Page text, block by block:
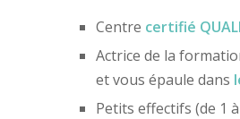
Centre certifié
Actrice de la
et vous épaule dans
Petits effectifs (de 1